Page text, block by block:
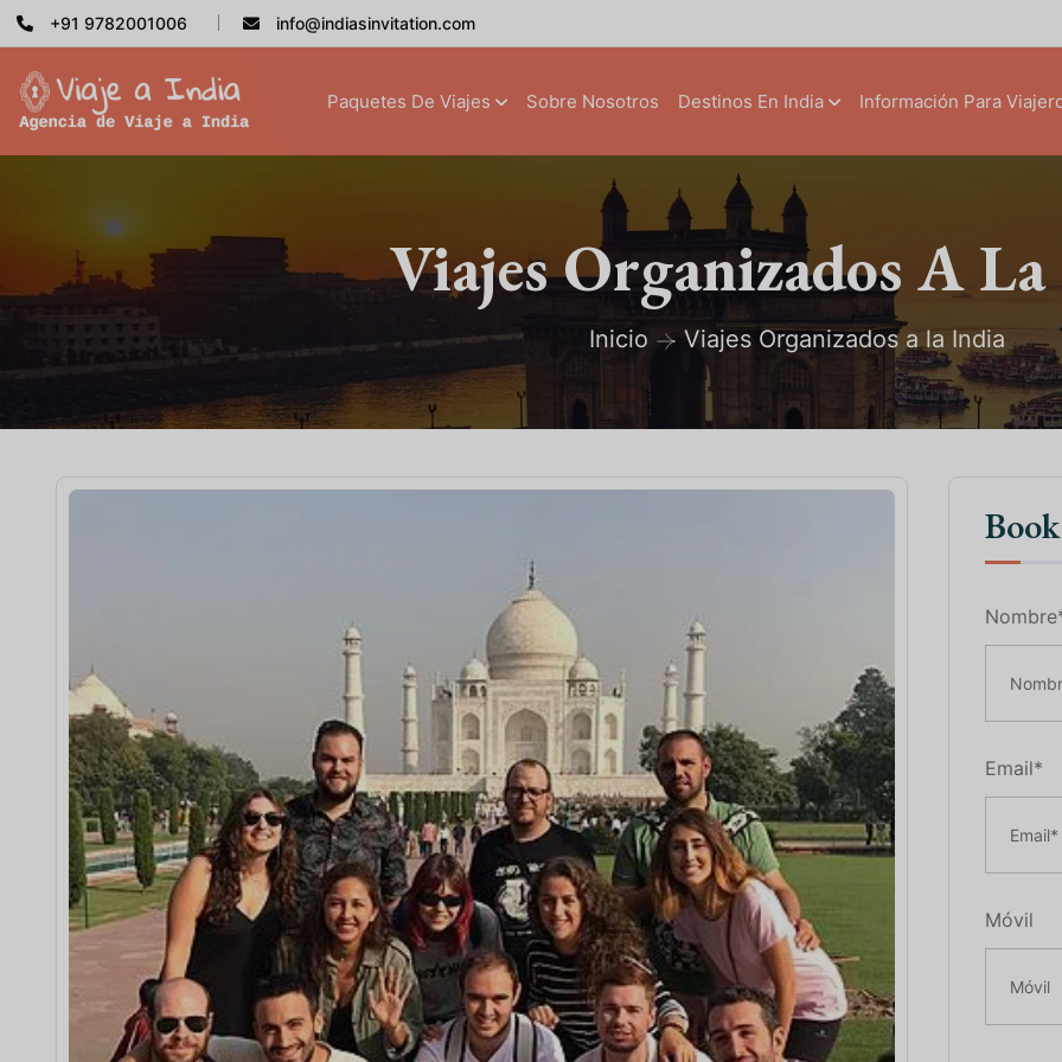
+91 9782001006 info@indiasinvitation.com
Paquetes De Viajes Sobre Nosotros Destinos En India Información Para
Viajes Organizados A
Inicio Viajes Organizados a la India
Email*
Móvil